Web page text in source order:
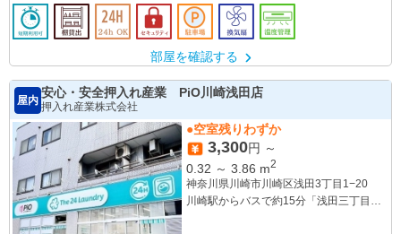
部屋を確認する
屋内
安心・安全押入れ産業 PiO川崎浅田店
押入れ産業株式会社
●空室残りわずか
3,300円 ～
0.32 ～ 3.86 m2
神奈川県川崎市川崎区浅田3丁目1−20
川崎駅からバスで約15分「浅田三丁目」